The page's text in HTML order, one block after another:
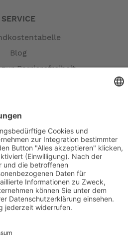
SERVICE
Blog
zur Barrierefreiheit
und Versand
(Umlaufmaß)